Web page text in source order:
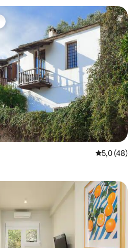
ვარიანტი
საშუალო
5,0 (48)